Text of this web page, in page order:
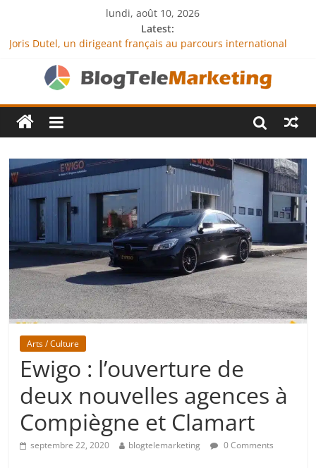
lundi, août 10, 2026
Latest:
Joris Dutel, un dirigeant français au parcours international
Agria Assurance Animaux : comment l’entreprise se
démarque-t-elle de la concurrence ?
JCA Academy : l’excellence au service de l’indépendance
financière
Denis Bouclon : la diplomatie éducative comme moteur de
Next Terra International : des solutions logistiques au service
du commerce international
Arts / Culture
Ewigo : l’ouverture de
deux nouvelles agences à
Compiègne et Clamart
septembre 22, 2020 blogtelemarketing 0 Comments